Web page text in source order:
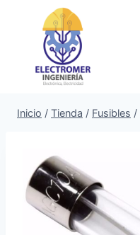
contenido
Inicio / Tienda / Fusibles /